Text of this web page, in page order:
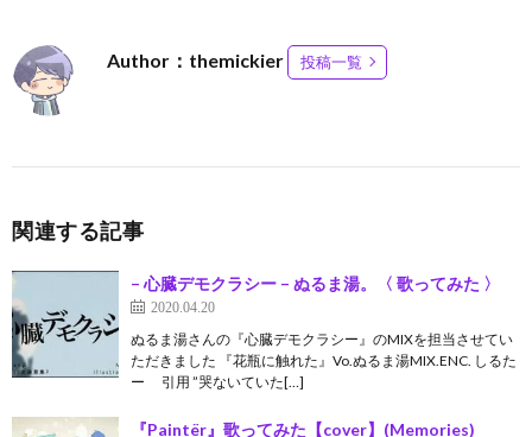
Author：themickier 投稿一覧
関連する記事
– 心臓デモクラシー – ぬるま湯。〈 歌ってみた 〉
2020.04.20
ぬるま湯さんの『心臓デモクラシー』のMIXを担当させてい
ただきました 『花瓶に触れた』Vo.ぬるま湯MIX.ENC. しるた
ー 引用 ”哭ないていた[…]
『Paintër』歌ってみた【cover】(Memories)